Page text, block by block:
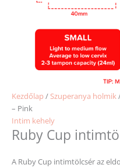
Kezdőlap / Szuperanya holmik
– Pink
Intim kehely
Ruby Cup
A Ruby Cup intimtölcsér az